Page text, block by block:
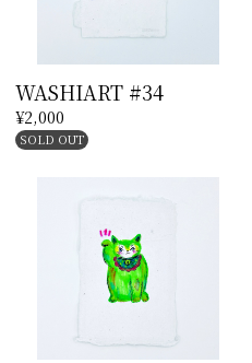
WASHIART #34
¥2,000
SOLD OUT